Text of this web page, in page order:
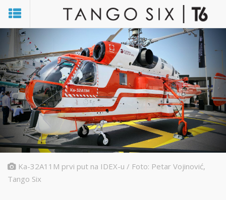
Ka-32A11M prvi put na IDEX-u / Foto: Petar Vojinović,
Tango Six